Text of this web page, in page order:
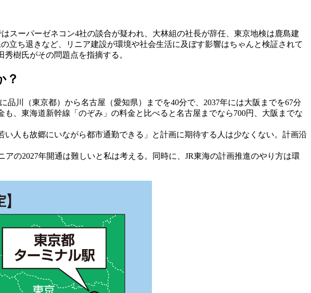
ーパーゼネコン4社の談合が疑われ、大林組の社長が辞任、東京地検は鹿島建
立ち退きなど、リニア建設が環境や社会生活に及ぼす影響はちゃんと検証されて
樹氏がその問題点を指摘する。
？
川（東京都）から名古屋（愛知県）までを40分で、2037年には大阪までを67分
、東海道新幹線「のぞみ」の料金と比べると名古屋までなら700円、大阪までな
人も故郷にいながら都市通勤できる」と計画に期待する人は少なくない。計画沿
の2027年開通は難しいと私は考える。同時に、JR東海の計画推進のやり方は環